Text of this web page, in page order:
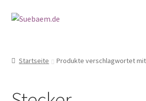
Zur
Zum
Startseite Produkte verschlagwortet